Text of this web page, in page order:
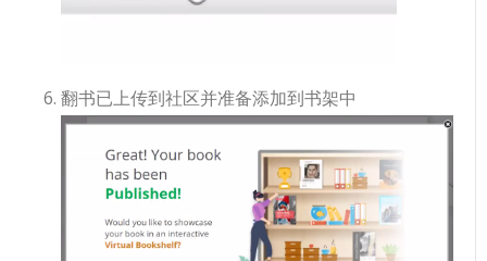
翻书已上传到社区并准备添加到书架中